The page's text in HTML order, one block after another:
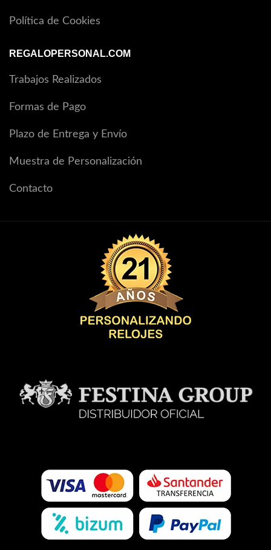
Política de Cookies
REGALOPERSONAL.COM
Trabajos Realizados
Formas de Pago
Plazo de Entrega y Envío
Muestra de Personalización
Contacto